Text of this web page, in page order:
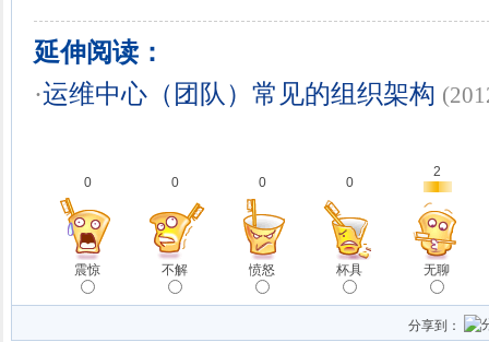
延伸阅读：
·运维中心（团队）常见的组织架构
0
震惊
0
不解
0
愤怒
0
杯具
2
无聊
分享到：